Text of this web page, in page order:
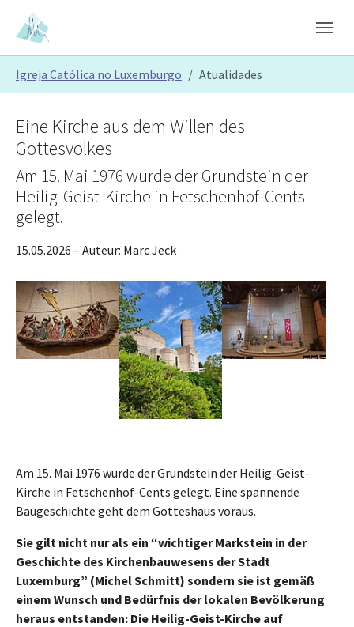
Skip to main content
Skip to page footer
Igreja Católica no Luxemburgo Atualidades
Show larger versionShow larger versionShow larger version
Eine Kirche aus dem Willen des
Gottesvolkes
Am 15. Mai 1976 wurde der Grundstein der
Heilig-Geist-Kirche in Fetschenhof-Cents
gelegt.
15.05.2026 – Auteur: Marc Jeck
Am 15. Mai 1976 wurde der Grundstein der Heilig-Geist-
Kirche in Fetschenhof-Cents gelegt. Eine spannende
Baugeschichte geht dem Gotteshaus voraus.
Sie gilt nicht nur als ein “wichtiger Markstein in der
Geschichte des Kirchenbauwesens der Stadt
Luxemburg” (Michel Schmitt) sondern sie ist gemäß
einem Wunsch und Bedürfnis der lokalen Bevölkerung
heraus entstanden: Die Heilig-Geist-Kirche auf